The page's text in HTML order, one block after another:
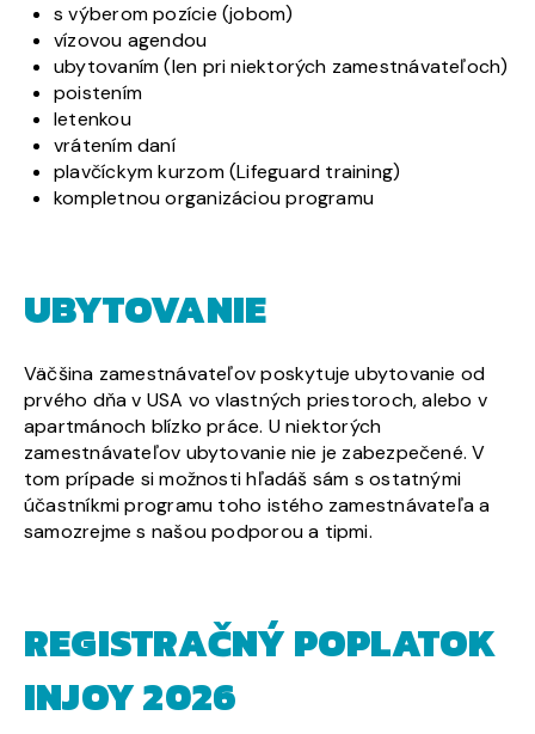
s výberom pozície (jobom)
vízovou agendou
ubytovaním (len pri niektorých zamestnávateľoch)
poistením
letenkou
vrátením daní
plavčíckym kurzom (Lifeguard training)
kompletnou organizáciou programu
UBYTOVANIE
Väčšina zamestnávateľov poskytuje ubytovanie od
prvého dňa v USA vo vlastných priestoroch, alebo v
apartmánoch blízko práce. U niektorých
zamestnávateľov ubytovanie nie je zabezpečené. V
tom prípade si možnosti hľadáš sám s ostatnými
účastníkmi programu toho istého zamestnávateľa a
samozrejme s našou podporou a tipmi.
REGISTRAČNÝ POPLATOK
INJOY 2026